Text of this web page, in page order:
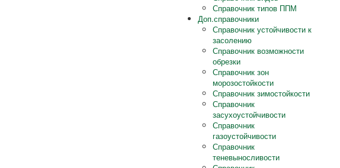
Справочник типов ППМ
Доп.справочники
Справочник устойчивости к
засолению
Справочник возможности
обрезки
Справочник зон
морозостойкости
Справочник зимостойкости
Справочник
засухоустойчивости
Справочник
газоустойчивости
Справочник
теневыносливости